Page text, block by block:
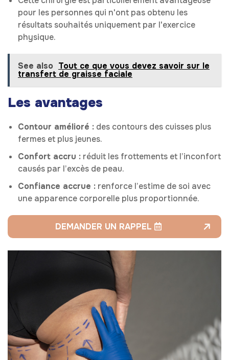
pour les personnes qui n'ont pas obtenu les
résultats souhaités uniquement par l'exercice
physique.
See also Tout ce que vous devez savoir sur le
transfert de graisse faciale
Les avantages
Contour amélioré : des contours des cuisses plus
fermes et plus jeunes.
Confort accru : réduit les frottements et l’inconfort
causés par l’excès de peau.
Confiance accrue : renforce l’estime de soi avec
une apparence corporelle plus proportionnée.
DEMANDER UN RAPPEL